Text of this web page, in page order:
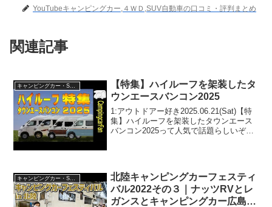
YouTubeキャンピングカー,４ＷＤ,SUV自動車の口コミ・評判まとめ
関連記事
【特集】ハイルーフを架装したタ
ウンエースバンコン2025
1:アウトドアー好き2025.06.21(Sat)【特
集】ハイルーフを架装したタウンエース
バンコン2025って人気で話題らしいぞ、
キャンピングカー・SUV人気車種
北陸キャンピングカーフェスティ
バル2022その３｜ナッツRVとレ
ガンスとキャンピングカー広島と